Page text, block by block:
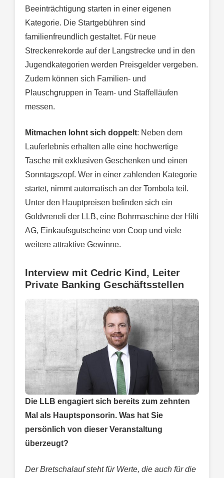
Beeinträchtigung starten in einer eigenen
Kategorie. Die Startgebühren sind
familienfreundlich gestaltet. Für neue
Streckenrekorde auf der Langstrecke und in den
Jugendkategorien werden Preisgelder vergeben.
Zudem können sich Familien- und
Plauschgruppen in Team- und Staffelläufen
messen.
Mitmachen lohnt sich doppelt: Neben dem
Lauferlebnis erhalten alle eine hochwertige
Tasche mit exklusiven Geschenken und einen
Sonntagszopf. Wer in einer zahlenden Kategorie
startet, nimmt automatisch an der Tombola teil.
Unter den Hauptpreisen befinden sich ein
Goldvreneli der LLB, eine Bohrmaschine der Hilti
AG, Einkaufsgutscheine von Coop und viele
weitere attraktive Gewinne.
Interview mit Cedric Kind, Leiter
Private Banking Geschäftsstellen
Die LLB engagiert sich bereits zum zehnten
Mal als Hauptsponsorin. Was hat Sie
persönlich von dieser Veranstaltung
überzeugt?
Der Bretschalauf steht für Werte, die auch für die